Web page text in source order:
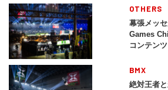
2026」
OTHERS
幕張メッ
Games
コンテン
BMX
絶対王者